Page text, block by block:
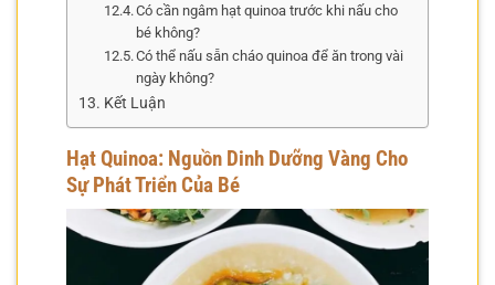
Có cần ngâm hạt quinoa trước khi nấu cho
bé không?
Có thể nấu sẵn cháo quinoa để ăn trong vài
ngày không?
Kết Luận
Hạt Quinoa: Nguồn Dinh Dưỡng Vàng Cho
Sự Phát Triển Của Bé